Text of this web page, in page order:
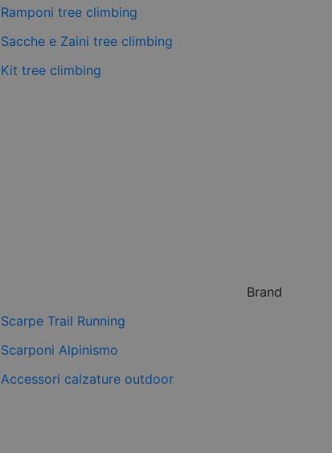
Ramponi tree climbing
Sacche e Zaini tree climbing
Kit tree climbing
Scarpe Trail Running
Scarponi Alpinismo
Accessori calzature outdoor
Brand